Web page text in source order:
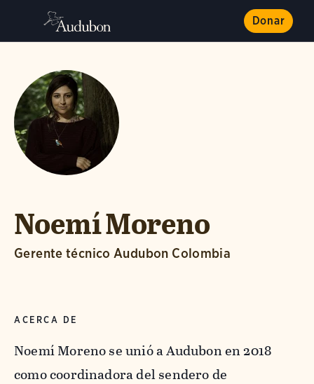
Donar
Noemí Moreno
Gerente técnico Audubon Colombia
ACERCA DE
Noemí Moreno se unió a Audubon en 2018
como coordinadora del sendero de